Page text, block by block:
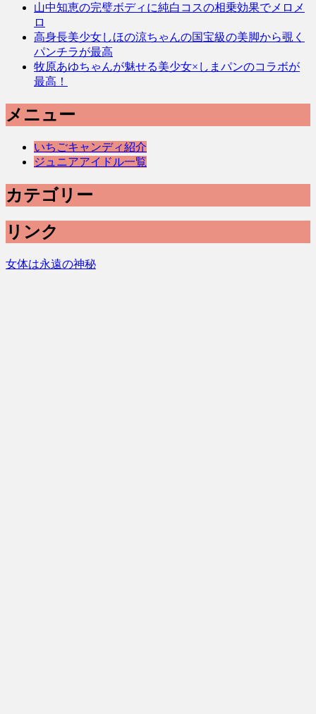
山中知恵の完璧ボディに純白コスの相乗効果でメロメ
ロ
高身長美少女しほの涼ちゃんの国宝級の美脚から覗く
パンチラが最高
牧原あゆちゃんが魅せる美少女×しまパンのコラボが
最高！
メニュー
いちごキャンディ紹介
ジュニアアイドル一覧
カテゴリー
リンク
女体は永遠の神秘